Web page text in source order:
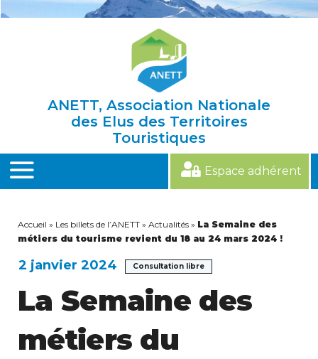
ANETT, Association Nationale
des Elus des Territoires
Touristiques
MENU
Espace adhérent
Accueil » Les billets de l’ANETT » Actualités » La Semaine des
métiers du tourisme revient du 18 au 24 mars 2024 !
2 janvier 2024 Consultation libre
La Semaine des
métiers du